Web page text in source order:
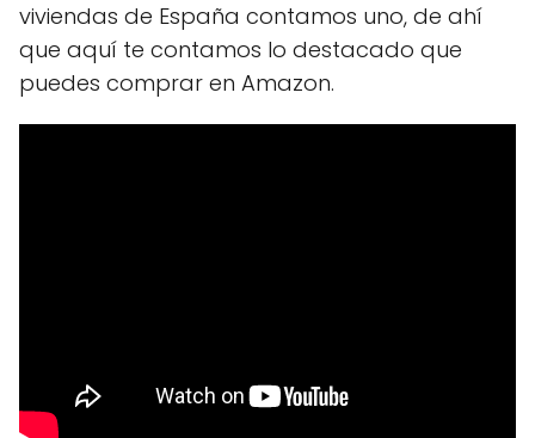
viviendas de España contamos uno, de ahí
que aquí te contamos lo destacado que
puedes comprar en Amazon.